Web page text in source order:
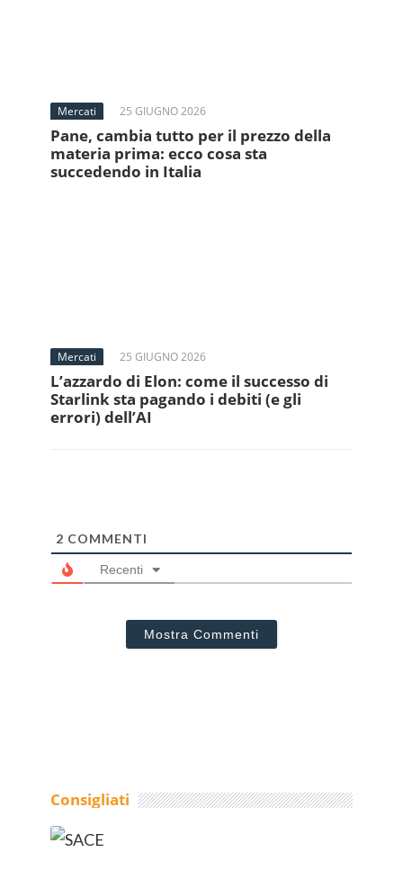
Mercati 25 GIUGNO 2026
Pane, cambia tutto per il prezzo della
materia prima: ecco cosa sta
succedendo in Italia
Mercati 25 GIUGNO 2026
L’azzardo di Elon: come il successo di
Starlink sta pagando i debiti (e gli
errori) dell’AI
2 COMMENTI
Recenti
Mostra Commenti
Consigliati